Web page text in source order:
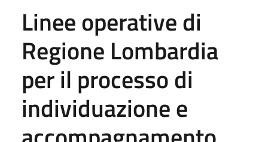
Linee operative di
Regione Lombardia
per il processo di
individuazione e